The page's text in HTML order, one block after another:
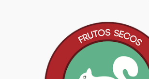
página
de